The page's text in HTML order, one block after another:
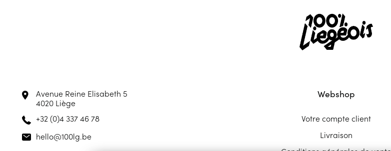
Avenue Reine Elisabeth 5
4020 Liège
+32 (0)4 337 46 78
hello@100lg.be
Webshop
Votre compte client
Livraison